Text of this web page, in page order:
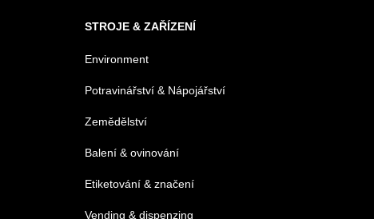
STROJE & ZAŘÍZENÍ
Environment
Potravinářství & Nápojářství
Zemědělství
Balení & ovinování
Etiketování & značení
Vending & dispenzing